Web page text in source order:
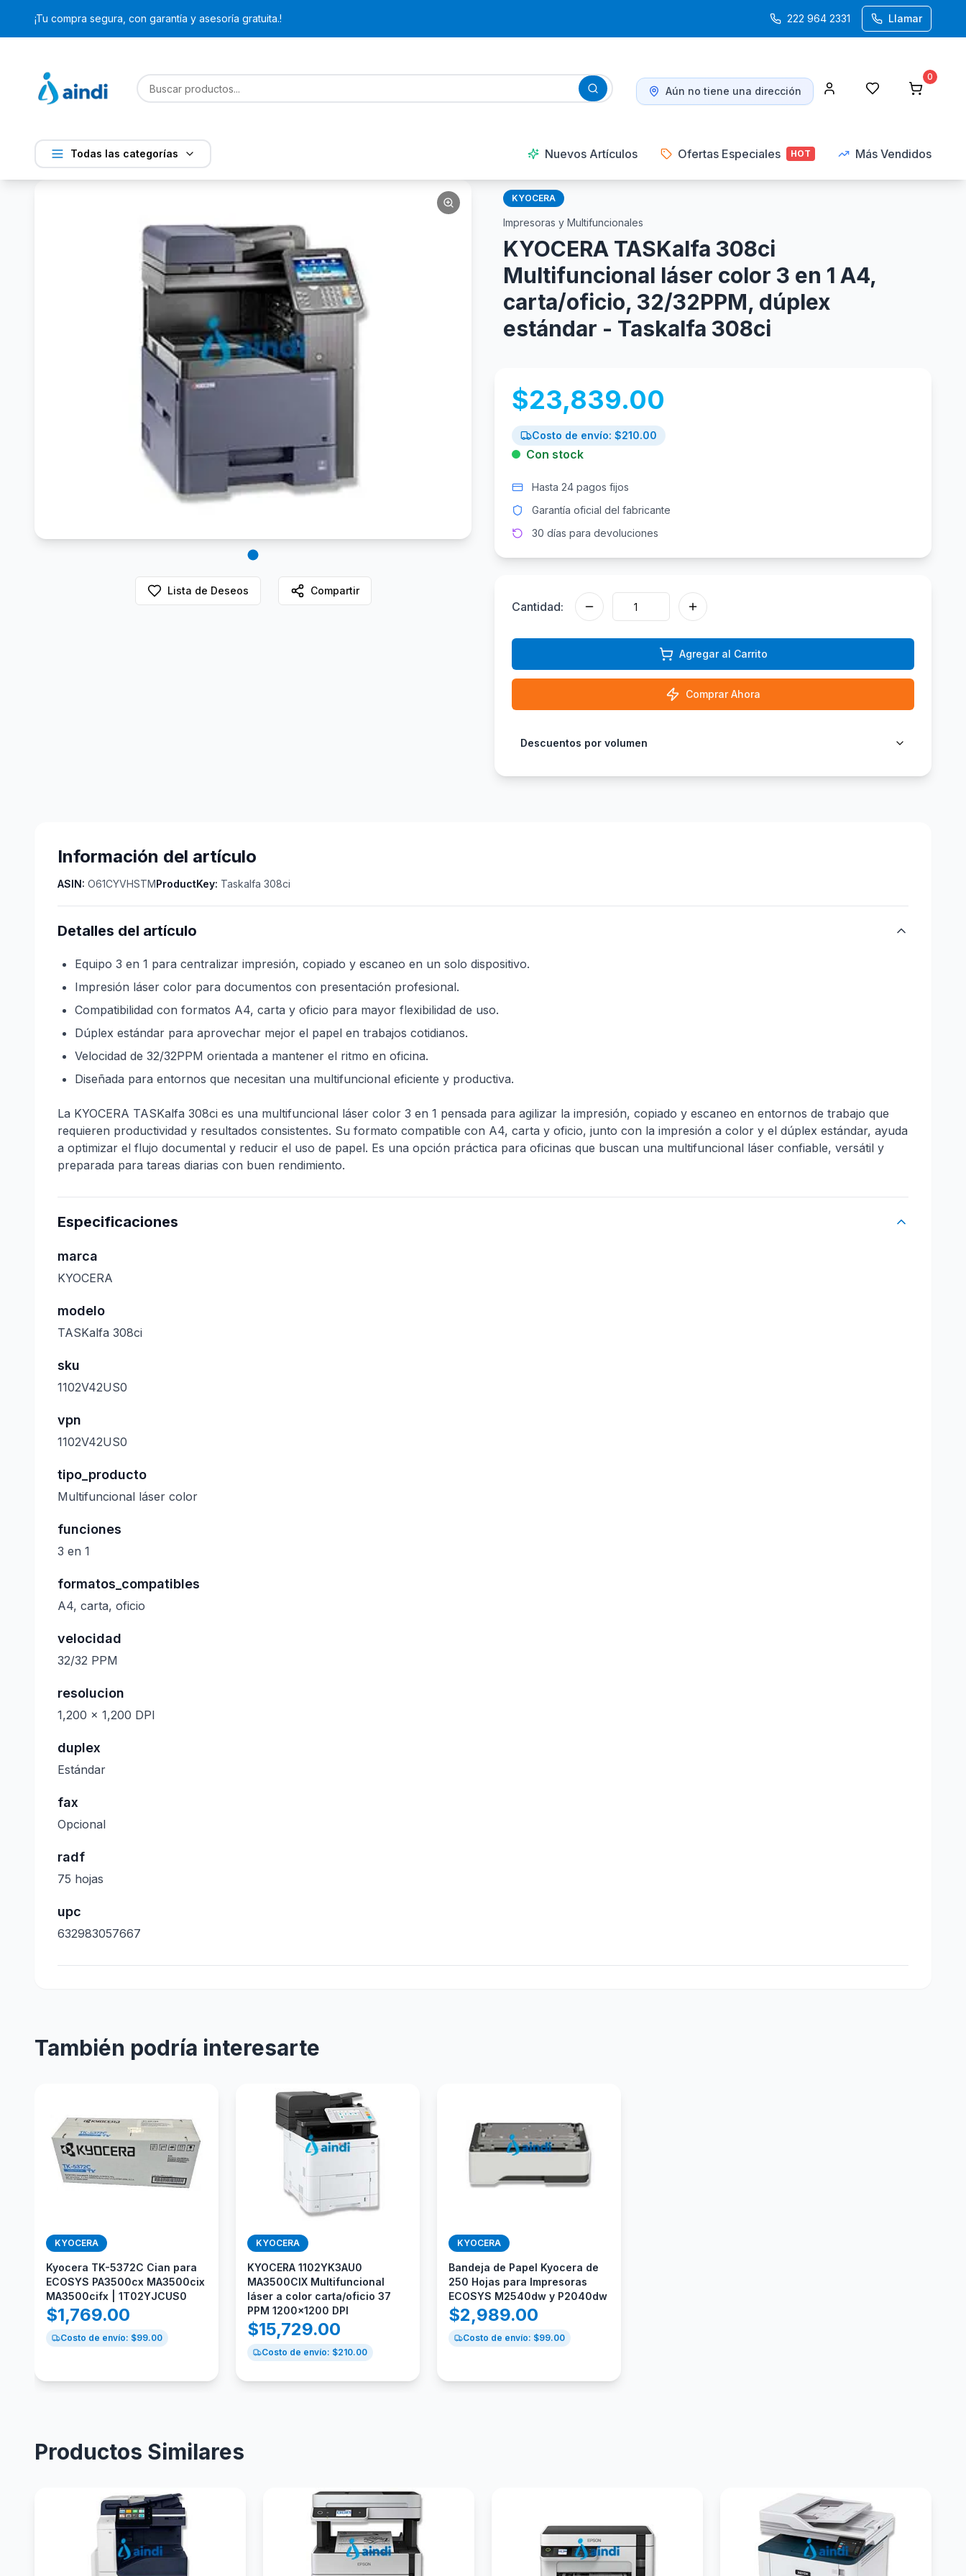
¡Tu compra segura, con garantía y asesoría gratuita.! 222 964 2331 Llamar
Aún no tiene una dirección
0
Todas las categorías Nuevos Artículos Ofertas Especiales HOT Más Vendidos
Lista de Deseos Compartir
KYOCERA
Impresoras y Multifuncionales
KYOCERA TASKalfa 308ci
Multifuncional láser color 3 en 1 A4,
carta/oficio, 32/32PPM, dúplex
estándar - Taskalfa 308ci
$23,839.00
Costo de envío: $210.00
Con stock
Hasta 24 pagos fijos
Garantía oficial del fabricante
30 días para devoluciones
Cantidad:
Agregar al Carrito
Comprar Ahora
Descuentos por volumen
Información del artículo
ASIN: O61CYVHSTMProductKey: Taskalfa 308ci
Detalles del artículo
Equipo 3 en 1 para centralizar impresión, copiado y escaneo en un solo dispositivo.
Impresión láser color para documentos con presentación profesional.
Compatibilidad con formatos A4, carta y oficio para mayor flexibilidad de uso.
Dúplex estándar para aprovechar mejor el papel en trabajos cotidianos.
Velocidad de 32/32PPM orientada a mantener el ritmo en oficina.
Diseñada para entornos que necesitan una multifuncional eficiente y productiva.
La KYOCERA TASKalfa 308ci es una multifuncional láser color 3 en 1 pensada para agilizar la impresión, copiado y escaneo en entornos de trabajo que
requieren productividad y resultados consistentes. Su formato compatible con A4, carta y oficio, junto con la impresión a color y el dúplex estándar, ayuda
a optimizar el flujo documental y reducir el uso de papel. Es una opción práctica para oficinas que buscan una multifuncional láser confiable, versátil y
preparada para tareas diarias con buen rendimiento.
Especificaciones
marca
KYOCERA
modelo
TASKalfa 308ci
sku
1102V42US0
vpn
1102V42US0
tipo_producto
Multifuncional láser color
funciones
3 en 1
formatos_compatibles
A4, carta, oficio
velocidad
32/32 PPM
resolucion
1,200 x 1,200 DPI
duplex
Estándar
fax
Opcional
radf
75 hojas
upc
632983057667
También podría interesarte
KYOCERA
Kyocera TK-5372C Cian para
ECOSYS PA3500cx MA3500cix
MA3500cifx | 1T02YJCUS0
$1,769.00
Costo de envío: $99.00
KYOCERA
KYOCERA 1102YK3AU0
MA3500CIX Multifuncional
láser a color carta/oficio 37
PPM 1200x1200 DPI
$15,729.00
Costo de envío: $210.00
KYOCERA
Bandeja de Papel Kyocera de
250 Hojas para Impresoras
ECOSYS M2540dw y P2040dw
$2,989.00
Costo de envío: $99.00
Productos Similares